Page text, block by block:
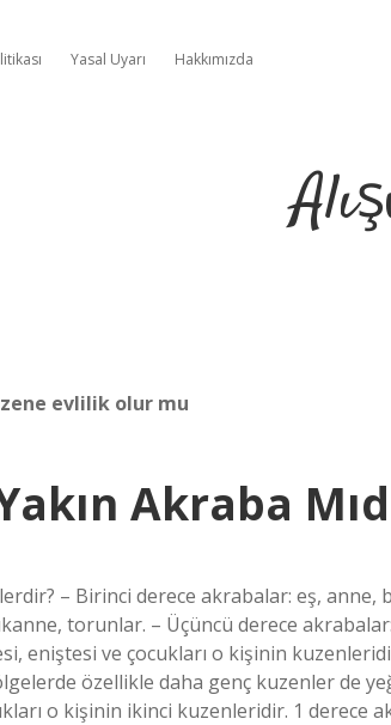
Yasal Uyarı Hakkımızda
evlilik olur mu
Akraba
– Birinci derece akrabalar: eş,
torunlar. – Üçüncü derece akrabalar:
eniştesi ve çocukları o kişinin
özellikle daha genç kuzenler de
o kişinin ikinci kuzenleridir. 1 derece